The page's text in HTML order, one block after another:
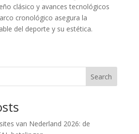
clásico y avances tecnológicos
cronológico asegura la
del deporte y su estética.
Search
van Nederland 2026: de